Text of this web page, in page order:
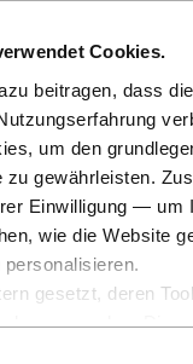
Cookies.
beitragen, dass
um den
zu gewährleisten.
Einwilligung — um
wie die Website
gesetzt, deren